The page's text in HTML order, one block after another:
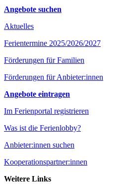
Angebote suchen
Aktuelles
Ferientermine 2025/2026/2027
Förderungen für Familien
Förderungen für Anbieter:innen
Angebote eintragen
Im Ferienportal registrieren
Was ist die Ferienlobby?
Anbieter:innen suchen
Kooperationspartner:innen
Weitere Links